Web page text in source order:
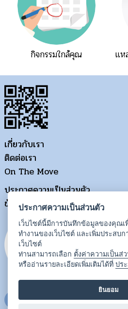
กิจกรรมใกล้คุณ แห
เกี่ยวกับเรา
ติดต่อเรา
On The Move
ประกาศความเป็นส่วนตัว
ข้อกำหนดการใช้งาน
ประกาศความเป็นส่วนตัว
เว็บไซต์นี้มีการบันทึกข้อมูลของคุณเ
ทำงานของเว็บไซต์ และเพิ่มประสบ
เว็บไซต์
ท่านสามารถเลือก ตั้งค่าความเป็นส่
หรืออ่านรายละเอียดเพิ่มเติมได้ที่ปร
ยินยอม